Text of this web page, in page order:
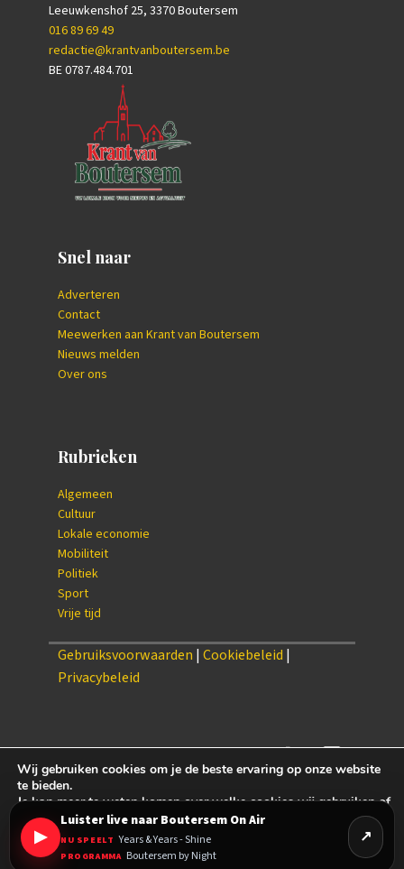
Leeuwkenshof 25, 3370 Boutersem
016 89 69 49
redactie@krantvanboutersem.be
BE 0787.484.701
Snel naar
Adverteren
Contact
Meewerken aan Krant van Boutersem
Nieuws melden
Over ons
Rubrieken
Algemeen
Cultuur
Lokale economie
Mobiliteit
Politiek
Sport
Vrije tijd
Gebruiksvoorwaarden | Cookiebeleid |
Privacybeleid
▶
Luister live naar Boutersem On Air
NU SPEELT Years & Years - Shine
PROGRAMMA Boutersem by Night
Wij gebruiken cookies om je de beste ervaring op onze website
te bieden.
Je kan meer te weten komen over welke cookies wij gebruiken of
ze uitschakelen via settings{/setting
Accepteren Weigeren